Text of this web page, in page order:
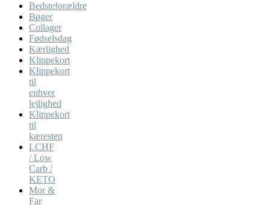
Bedsteforældre
Bøger
Collager
Fødselsdag
Kærlighed
Klippekort
Klippekort
til
enhver
lejlighed
Klippekort
til
kæresten
LCHF
/ Low
Carb /
KETO
Mor &
Far